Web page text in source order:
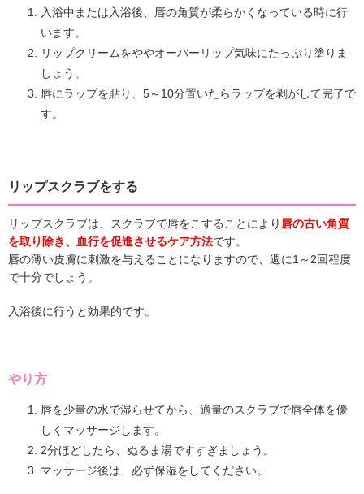
入浴中または入浴後、唇の角質が柔らかくなっている時に行
います。
リップクリームをややオーバーリップ気味にたっぷり塗りま
しょう。
唇にラップを貼り、5～10分置いたらラップを剥がして完了で
す。
リップスクラブをする
リップスクラブは、スクラブで唇をこすることにより 唇の古い角質
を取り除き、血行を促進させるケア方法です。
唇の薄い皮膚に刺激を与えることになりますので、週に1～2回程度
で十分でしょう。
入浴後に行うと効果的です。
やり方
唇を少量の水で湿らせてから、適量のスクラブで唇全体を優
しくマッサージします。
2分ほどしたら、ぬるま湯ですすぎましょう。
マッサージ後は、必ず保湿をしてください。